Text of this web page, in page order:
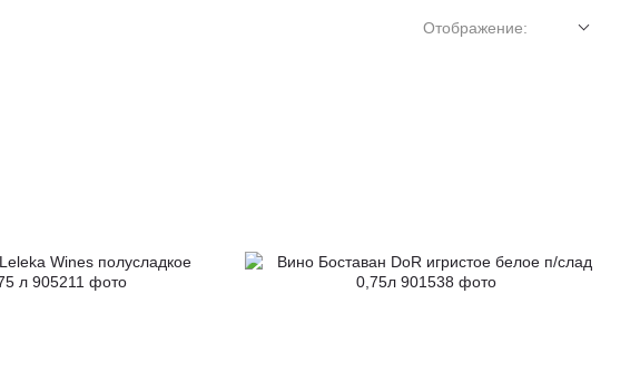
Отображение: